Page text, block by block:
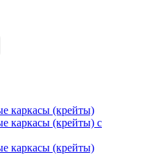
каркасы (крейты)
каркасы (крейты) с
каркасы (крейты)